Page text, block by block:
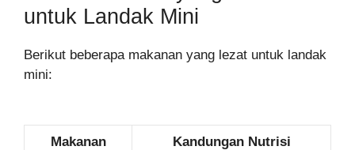
untuk Landak Mini
Berikut beberapa makanan yang lezat untuk landak
mini:
Makanan Kandungan Nutrisi